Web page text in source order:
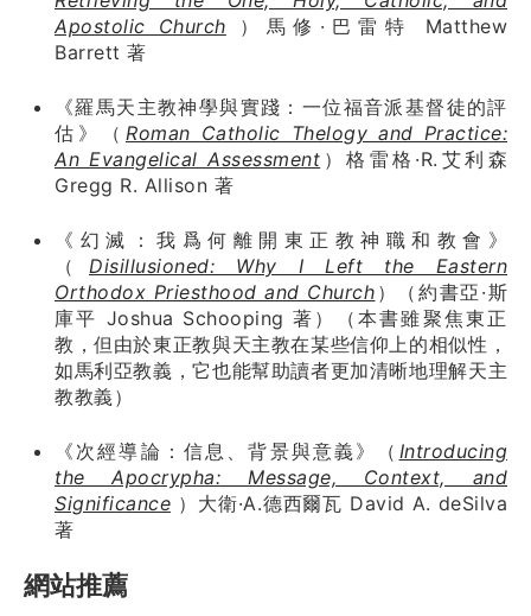
Apostolic Church
）馬修·巴雷特 Matthew
Barrett 著
《羅馬天主教神學與實踐：一位福音派基督徒的評
估》（ Roman Catholic Thelogy and Practice:
An Evangelical Assessment ）格雷格·R.艾利森
Gregg R. Allison 著
《幻滅：我爲何離開東正教神職和教會》
（ Disillusioned: Why I Left the Eastern
Orthodox Priesthood and Church ）（約書亞·斯
庫平 Joshua Schooping 著）（本書雖聚焦東正
教，但由於東正教與天主教在某些信仰上的相似性，
如馬利亞教義，它也能幫助讀者更加清晰地理解天主
教教義）
《次經導論：信息、背景與意義》（ Introducing
the Apocrypha: Message, Context, and
Significance ）大衛·A.德西爾瓦 David A. deSilva
著
網站推薦